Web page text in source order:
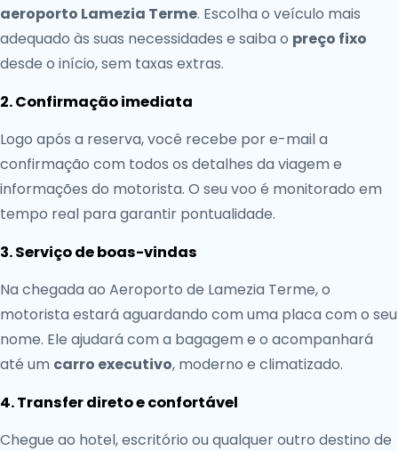
aeroporto Lamezia Terme. Escolha o veículo mais
adequado às suas necessidades e saiba o preço fixo
desde o início, sem taxas extras.
2. Confirmação imediata
Logo após a reserva, você recebe por e-mail a
confirmação com todos os detalhes da viagem e
informações do motorista. O seu voo é monitorado em
tempo real para garantir pontualidade.
3. Serviço de boas-vindas
Na chegada ao Aeroporto de Lamezia Terme, o
motorista estará aguardando com uma placa com o seu
nome. Ele ajudará com a bagagem e o acompanhará
até um carro executivo, moderno e climatizado.
4. Transfer direto e confortável
Chegue ao hotel, escritório ou qualquer outro destino de